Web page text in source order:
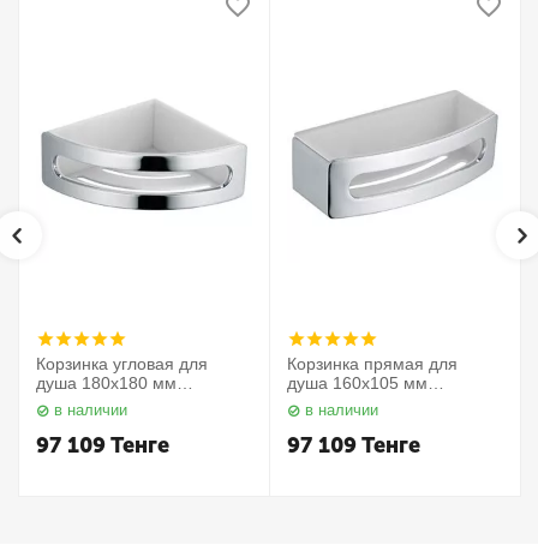
Корзинка угловая для
душа 180х180 мм
Elegance 11657010000
Keuco
в наличии
97 109Тенге
Корзинка прямая для
душа 160х105 мм
Elegance 11658010000
Keuco
в наличии
97 109Тенге